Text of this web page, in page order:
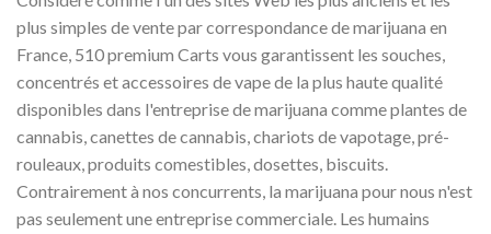
plus simples de vente par correspondance de marijuana en
France, 510 premium Carts vous garantissent les souches,
concentrés et accessoires de vape de la plus haute qualité
disponibles dans l'entreprise de marijuana comme plantes de
cannabis, canettes de cannabis, chariots de vapotage, pré-
rouleaux, produits comestibles, dosettes, biscuits.
Contrairement à nos concurrents, la marijuana pour nous n'est
pas seulement une entreprise commerciale. Les humains